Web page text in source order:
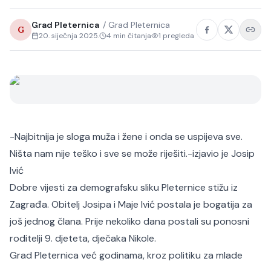
Kultura
Sport
G Grad Pleternica / Grad Pleternica
20. siječnja 2025. 4 min čitanja 1 pregleda
-Najbitnija je sloga muža i žene i onda se uspijeva sve.
Ništa nam nije teško i sve se može riješiti.-izjavio je Josip
Ivić
Dobre vijesti za demografsku sliku Pleternice stižu iz
Zagrađa. Obitelj Josipa i Maje Ivić postala je bogatija za
još jednog člana. Prije nekoliko dana postali su ponosni
roditelji 9. djeteta, dječaka Nikole.
Grad Pleternica već godinama, kroz politiku za mlade